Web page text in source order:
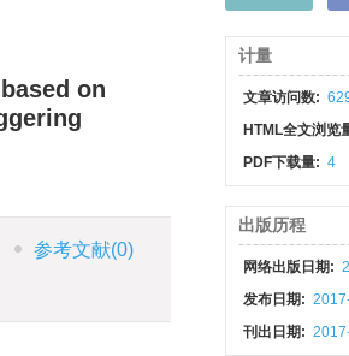
on
参考文献(0)
计量
文章访问数:
HTML全文浏览
PDF下载量: 4
出版历程
网络出版日期:
发布日期:
刊出日期: